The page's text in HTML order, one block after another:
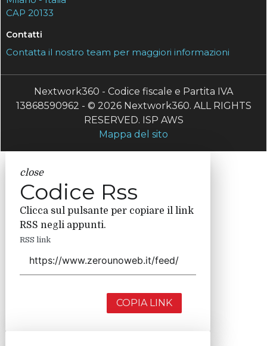
CAP 20133
Contatti
Contatta il nostro team per maggiori informazioni
Nextwork360 - Codice fiscale e Partita IVA
13868590962 - © 2026 Nextwork360. ALL RIGHTS
RESERVED. ISP AWS
Mappa del sito
close
Codice Rss
Clicca sul pulsante per copiare il link
RSS negli appunti.
RSS link
COPIA LINK